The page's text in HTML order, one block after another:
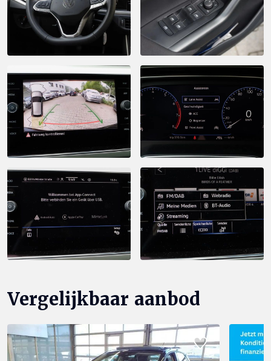
Vergelijkbaar aanbod